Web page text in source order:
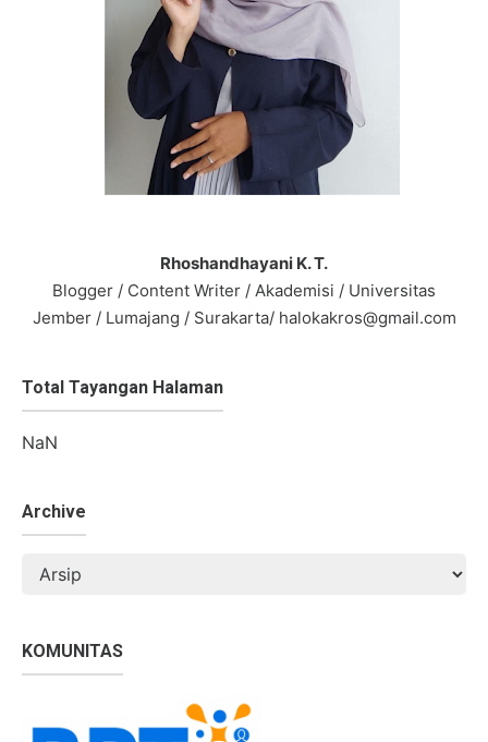
Rhoshandhayani K. T.
Blogger / Content Writer / Akademisi / Universitas
Jember / Lumajang / Surakarta/ halokakros@gmail.com
Total Tayangan Halaman
NaN
Archive
KOMUNITAS